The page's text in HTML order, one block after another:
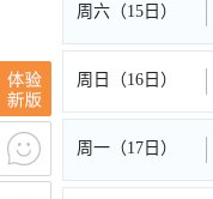
周六（15日）
周日（16日）
周一（17日）